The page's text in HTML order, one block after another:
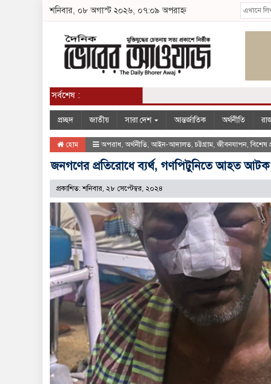
শনিবার, ০৮ অগাস্ট ২০২৬, ০৭:০৯ অপরাহ্ন
সর্বশেষ :
প্রচ্ছদ জাতীয় সারা দেশ আন্তর্জাতিক অর্থনীতি
হোম অপরাধ, অর্থনীতি, আইন-আদালত,চট্টগ্রাম,জীবনযাপন,বিশেষ
জনগণের প্রতিরোধে ব্যর্থ, গণপিটুনিতে আহত
প্রকাশিত: শনিবার, ২৮ সেপ্টেম্বর, ২০২৪